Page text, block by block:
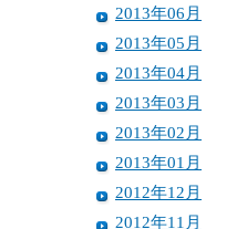
2013年06月
2013年05月
2013年04月
2013年03月
2013年02月
2013年01月
2012年12月
2012年11月